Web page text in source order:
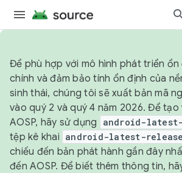
Để phù hợp với mô hình phát triển ổn
chính và đảm bảo tính ổn định của
sinh thái, chúng tôi sẽ xuất bản mã
vào quý 2 và quý 4 năm 2026. Để
AOSP, hãy sử dụng
android-
tệp kê khai android-latest-release
chiếu đến bản phát hành gần đây
đến AOSP. Để biết thêm thông tin,